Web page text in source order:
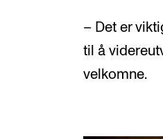
– Det er
til å
velkomne.